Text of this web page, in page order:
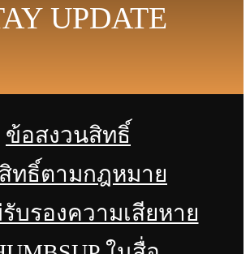
UPDATE
ข้อสงวนสิทธิ์
ทธิ์ตามกฎหมาย
บรองความเสียหาย